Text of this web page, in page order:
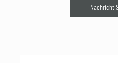
Nachricht